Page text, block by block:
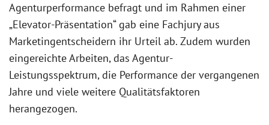
Agenturperformance befragt und im Rahmen einer
„Elevator-Präsentation“ gab eine Fachjury aus
Marketingentscheidern ihr Urteil ab. Zudem wurden
eingereichte Arbeiten, das Agentur-
Leistungsspektrum, die Performance der vergangenen
Jahre und viele weitere Qualitätsfaktoren
herangezogen.